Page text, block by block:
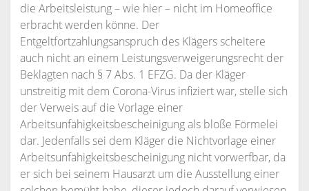
die Arbeitsleistung – wie hier – nicht im Homeoffice
erbracht werden könne. Der
Entgeltfortzahlungsanspruch des Klägers scheitere
auch nicht an einem Leistungsverweigerungsrecht der
Beklagten nach § 7 Abs. 1 EFZG. Da der Kläger
unstreitig mit dem Corona-Virus infiziert war, stelle sich
der Verweis auf die Vorlage einer
Arbeitsunfähigkeitsbescheinigung als bloße Förmelei
dar. Jedenfalls sei dem Kläger die Nichtvorlage einer
Arbeitsunfähigkeitsbescheinigung nicht vorwerfbar, da
er sich bei seinem Hausarzt um die Ausstellung einer